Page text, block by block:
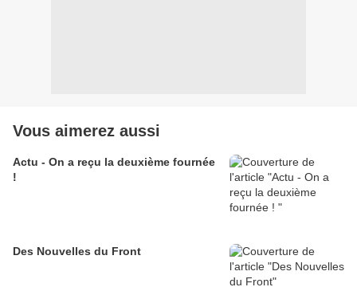
Vous aimerez aussi
Actu - On a reçu la deuxième fournée
!
Des Nouvelles du Front